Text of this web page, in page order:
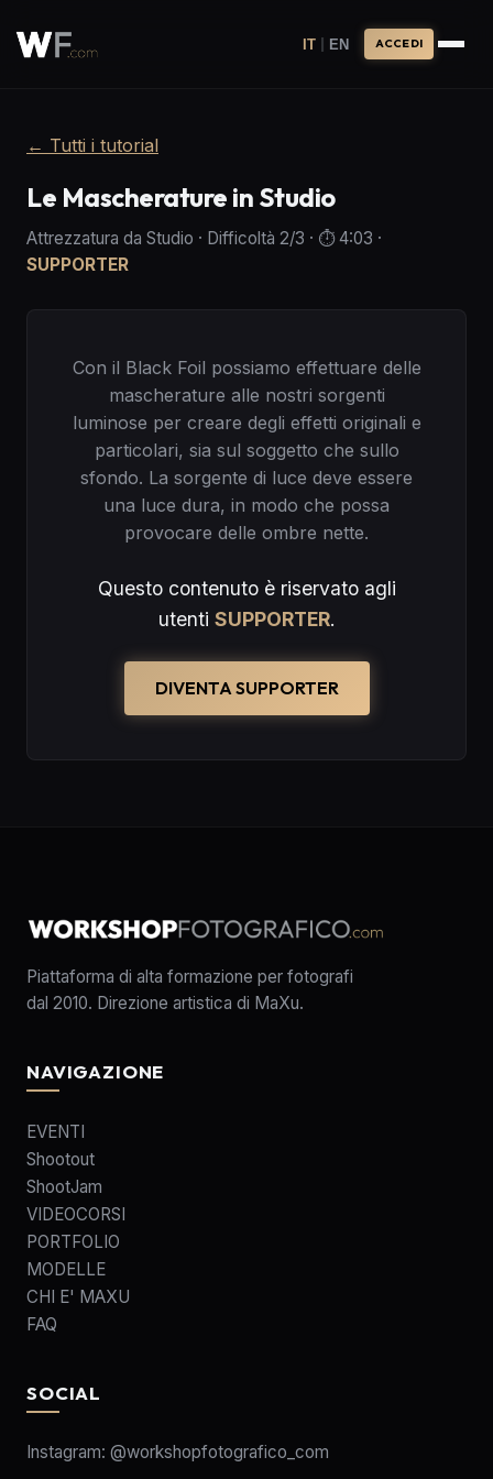
IT | EN ACCEDI
← Tutti i tutorial
Le Mascherature in Studio
Attrezzatura da Studio · Difficoltà 2/3 · ⏱️4:03 ·
SUPPORTER
Con il Black Foil possiamo effettuare delle
mascherature alle nostri sorgenti
luminose per creare degli effetti originali e
particolari, sia sul soggetto che sullo
sfondo. La sorgente di luce deve essere
una luce dura, in modo che possa
provocare delle ombre nette.
Questo contenuto è riservato agli
utenti SUPPORTER.
DIVENTA SUPPORTER
Piattaforma di alta formazione per fotografi
dal 2010. Direzione artistica di MaXu.
NAVIGAZIONE
EVENTI
Shootout
ShootJam
VIDEOCORSI
PORTFOLIO
MODELLE
CHI E' MAXU
FAQ
SOCIAL
Instagram: @workshopfotografico_com